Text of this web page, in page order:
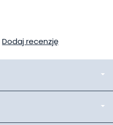
Dodaj recenzję